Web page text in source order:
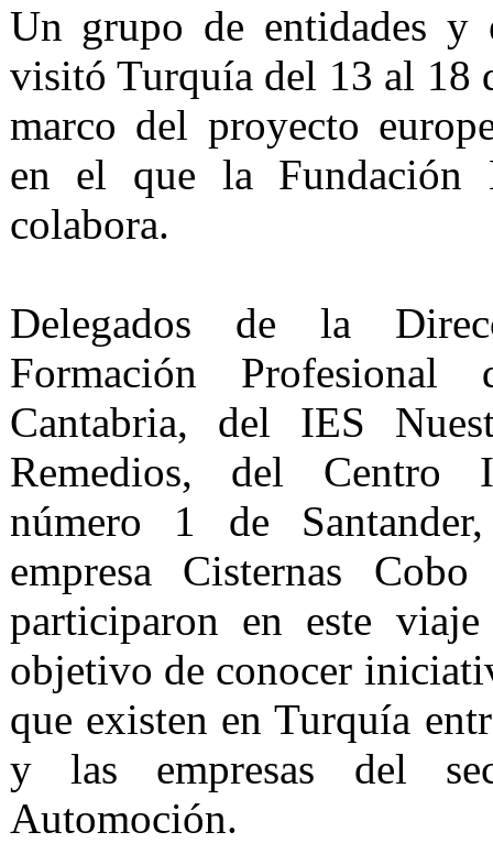
Un grupo de entidades y
visitó Turquía del 13 al 18
marco del proyecto
en el que la Fundación
colabora.
Delegados de la
Formación
Cantabria, del IES
Remedios, del Centro
número 1 de
empresa Cisternas
participaron en este
objetivo de conocer
que existen en Turquía
y las empresas del
Automoción.